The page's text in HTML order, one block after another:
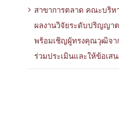
สาขาการตลาด คณะบริห
ผลงานวิจัยระดับปริญญา
พร้อมเชิญผู้ทรงคุณวุฒิจา
ร่วมประเมินและให้ข้อเส